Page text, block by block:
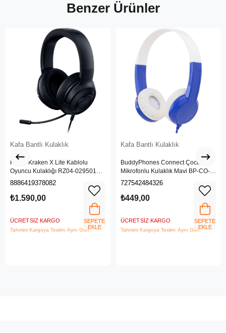
Benzer Ürünler
Kafa Bantlı Kulaklık
Razer Kraken X Lite Kablolu
Oyuncu Kulaklığı RZ04-02950100-
R381
8886419378082
₺1.590,00
ÜCRETSIZ KARGO
Tahmini Kargoya Teslim: Aynı Gün
SEPETE
EKLE
Kafa Bantlı Kulaklık
BuddyPhones Connect Çocuk
Mikrofonlu Kulaklık Mavi BP-CO-
BLUE-01-K
727542484326
₺449,00
ÜCRETSIZ KARGO
Tahmini Kargoya Teslim: Aynı Gün
SEPETE
EKLE